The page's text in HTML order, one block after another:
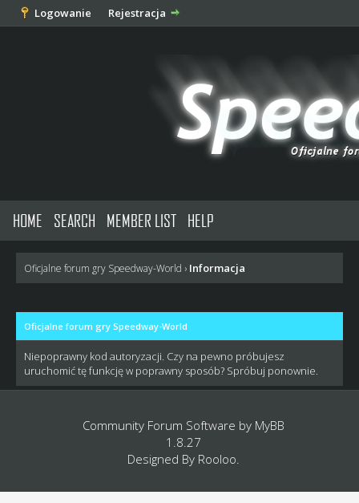
Logowanie Rejestracja
HOME SEARCH MEMBER LIST HELP
Oficjalne forum gry Speedway-World › Informacja
Oficjalne forum gry Speedway-World
Niepoprawny kod autoryzacji. Czy na pewno próbujesz
uruchomić tę funkcję w poprawny sposób? Spróbuj ponownie.
Community Forum Software by MyBB
1.8.27
Designed By Rooloo.